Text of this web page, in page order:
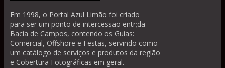
Em 1998, o Portal Azul Limão foi criado
para ser um ponto de intercessão entr;da
Bacia de Campos, contendo os Guias:
Comercial, Offshore e Festas, servindo como
um catálogo de serviços e produtos da região
e Cobertura Fotográficas em geral.